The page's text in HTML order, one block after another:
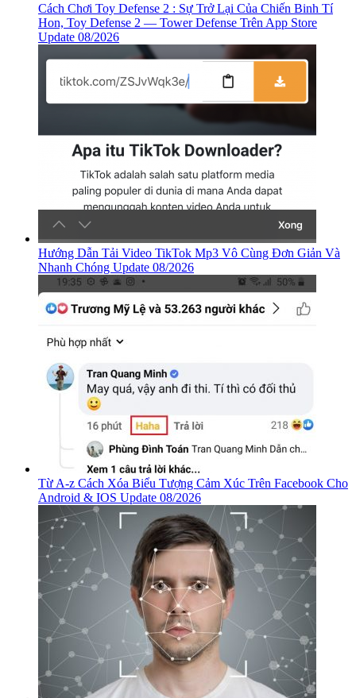
Cách Chơi Toy Defense 2 : Sự Trở Lại Của Chiến Binh Tí
Hon, ‎Toy Defense 2 — Tower Defense Trên App Store
Update 08/2026
Hướng Dẫn Tải Video TikTok Mp3 Vô Cùng Đơn Giản Và
Nhanh Chóng Update 08/2026
Từ A-z Cách Xóa Biểu Tượng Cảm Xúc Trên Facebook Cho
Android & IOS Update 08/2026